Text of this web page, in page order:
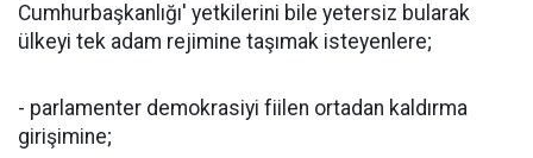
Cumhurbaşkanlığı' yetkilerini bile yetersiz bularak
ülkeyi tek adam rejimine taşımak isteyenlere;
- parlamenter demokrasiyi fiilen ortadan kaldırma
girişimine;